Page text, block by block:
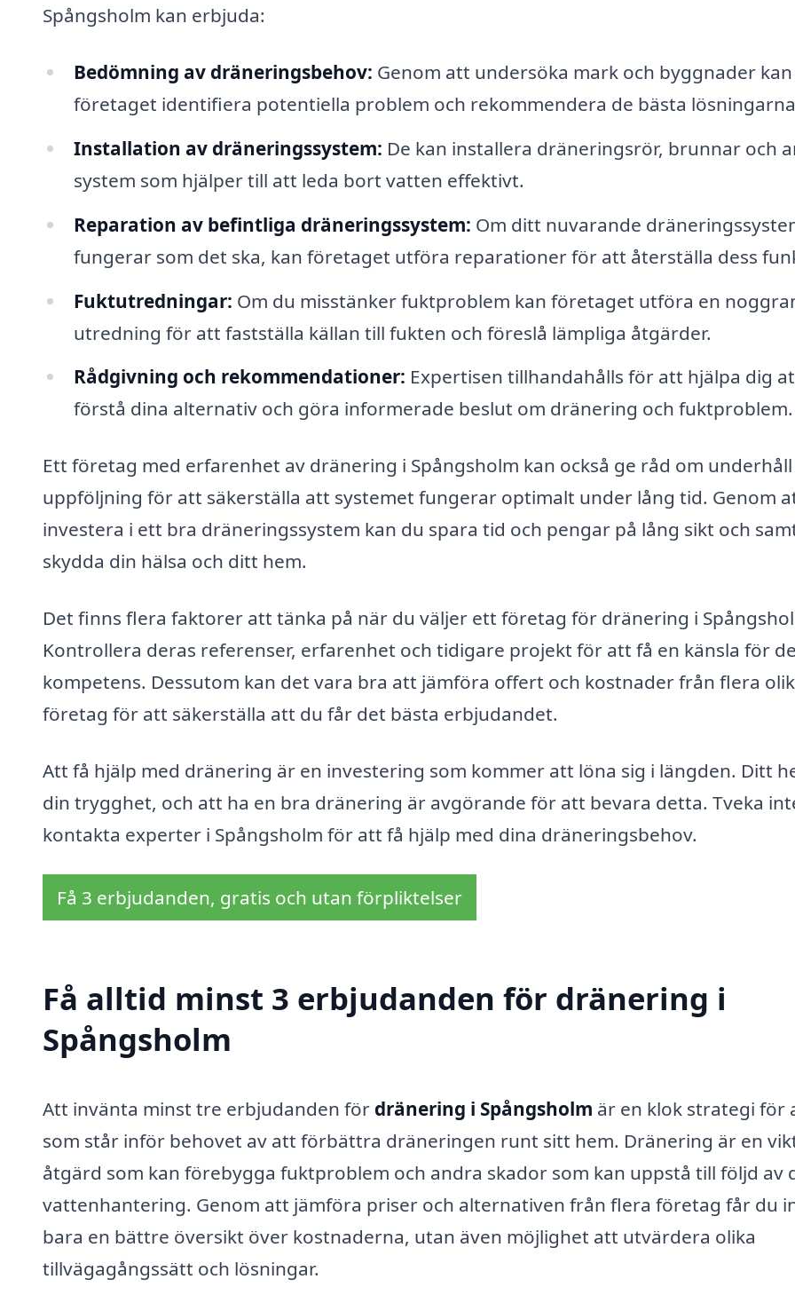
Spångsholm kan erbjuda:
Bedömning av dräneringsbehov: Genom att undersöka mark och byggnader kan
företaget identifiera potentiella problem och rekommendera de bästa
Installation av dräneringssystem: De kan installera dräneringsrör, brunnar och
system som hjälper till att leda bort vatten effektivt.
Reparation av befintliga dräneringssystem: Om ditt nuvarande
fungerar som det ska, kan företaget utföra reparationer för att återställa dess
Fuktutredningar: Om du misstänker fuktproblem kan företaget utföra en
utredning för att fastställa källan till fukten och föreslå lämpliga åtgärder.
Rådgivning och rekommendationer: Expertisen tillhandahålls för att hjälpa dig
förstå dina alternativ och göra informerade beslut om dränering och fuktproblem.
Ett företag med erfarenhet av dränering i Spångsholm kan också ge råd om
uppföljning för att säkerställa att systemet fungerar optimalt under lång tid. Genom
investera i ett bra dräneringssystem kan du spara tid och pengar på lång sikt och
skydda din hälsa och ditt hem.
Det finns flera faktorer att tänka på när du väljer ett företag för dränering i
Kontrollera deras referenser, erfarenhet och tidigare projekt för att få en känsla för
kompetens. Dessutom kan det vara bra att jämföra offert och kostnader från flera
företag för att säkerställa att du får det bästa erbjudandet.
Att få hjälp med dränering är en investering som kommer att löna sig i längden. Ditt
din trygghet, och att ha en bra dränering är avgörande för att bevara detta. Tveka
kontakta experter i Spångsholm för att få hjälp med dina dräneringsbehov.
Få 3 erbjudanden, gratis och utan förpliktelser
Få alltid minst 3 erbjudanden för dränering i
Spångsholm
Att invänta minst tre erbjudanden för dränering i Spångsholm är en klok strategi för
som står inför behovet av att förbättra dräneringen runt sitt hem. Dränering är en
åtgärd som kan förebygga fuktproblem och andra skador som kan uppstå till följd av
vattenhantering. Genom att jämföra priser och alternativen från flera företag får du
bara en bättre översikt över kostnaderna, utan även möjlighet att utvärdera olika
tillvägagångssätt och lösningar.